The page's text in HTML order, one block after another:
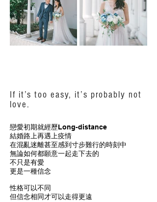
If it’s too easy, it’s probably not
love.
戀愛初期就經歷Long-distance
結婚路上再遇上疫情
在混亂迷離甚至感到寸步難行的時刻中
無論如何都願意一起走下去的
不只是有愛
更是一種信念
性格可以不同
但信念相同才可以走得更遠